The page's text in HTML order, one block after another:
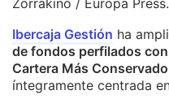
Ibercaja Gestión ha
de fondos perfilados
Cartera Más
íntegramente centrada